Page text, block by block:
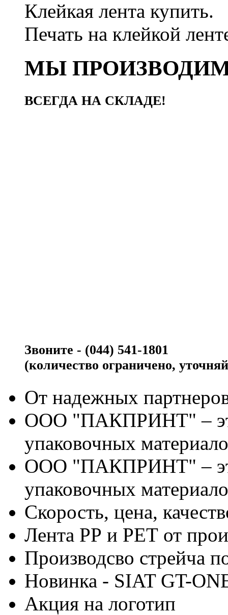
Клейкая лента купить.
Печать на клейкой
МЫ
ВСЕГДА НА СКЛАДЕ!
Звоните - (044) 541-1801
(количество ограничено,
От надежных
ООО "ПАКПРИНТ" –
упаковочных
ООО "ПАКПРИНТ" –
упаковочных
Скорость, цена,
Лента РР и РЕТ от
Производсво стрейча
Новинка - SIAT GT-
Акция на логотип